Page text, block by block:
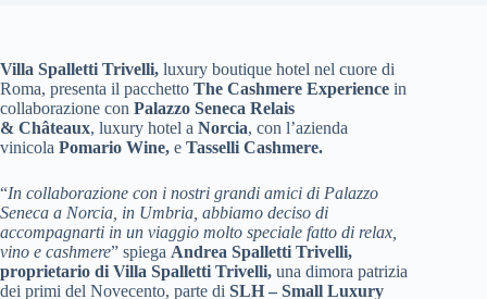
Villa Spalletti Trivelli, luxury boutique hotel nel cuore di
Roma, presenta il pacchetto The Cashmere Experience in
collaborazione con Palazzo Seneca Relais
& Châteaux, luxury hotel a Norcia, con l’azienda
vinicola Pomario Wine, e Tasselli Cashmere.
“In collaborazione con i nostri grandi amici di Palazzo
Seneca a Norcia, in Umbria, abbiamo deciso di
accompagnarti in un viaggio molto speciale fatto di relax,
vino e cashmere” spiega Andrea Spalletti Trivelli,
proprietario di Villa Spalletti Trivelli, una dimora patrizia
dei primi del Novecento, parte di SLH – Small Luxury